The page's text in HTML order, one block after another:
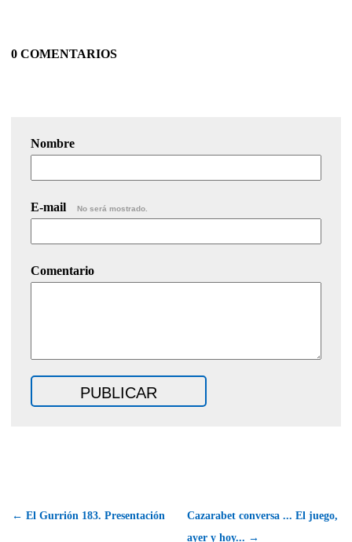
0 COMENTARIOS
Nombre
E-mail No será mostrado.
Comentario
← El Gurrión 183. Presentación
Cazarabet conversa ... El juego,
ayer y hoy... →